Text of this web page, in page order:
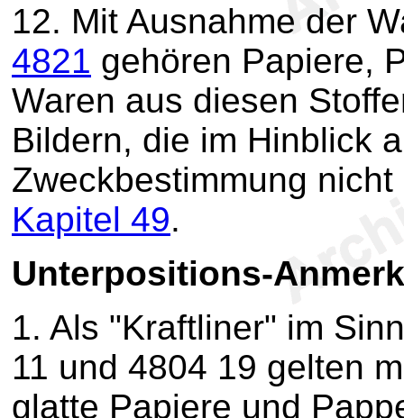
12. Mit Ausnahme der
4821 gehören Papiere,
Waren aus diesen
Bildern, die im Hinblick
Zweckbestimmung
Kapitel 49.
Unterpositions-
1. Als "Kraftliner" im
11 und 4804 19 gelten
glatte Papiere und